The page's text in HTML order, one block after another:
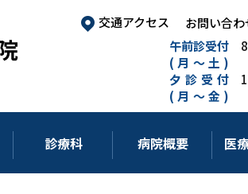
交通アクセス お問い合わ
午前診受付
(月～土)
夕診受付
(月～金)
診療科 病院概要 医